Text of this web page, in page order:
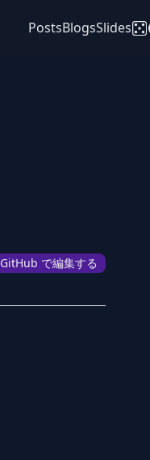
PostsBlogsSlides
GitHub で編集する